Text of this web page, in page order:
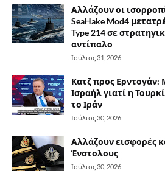
Αλλάζουν οι
SeaHake Mod4
Type 214 σε
αντίπαλο
Ιούλιος 31, 2026
Κατζ προς Ερντογάν:
Ισραήλ γιατί η
το Ιράν
Ιούλιος 30, 2026
Αλλάζουν εισφορές
Ένστολους
Ιούλιος 30, 2026